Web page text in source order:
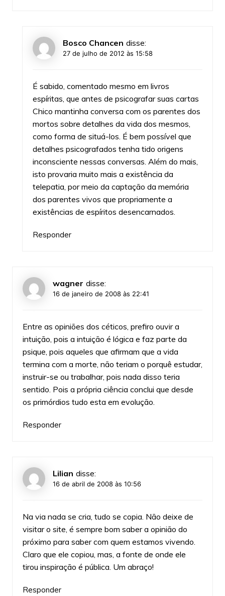
Bosco Chancen disse:
27 de julho de 2012 às 15:58
É sabido, comentado mesmo em livros
espíritas, que antes de psicografar suas cartas
Chico mantinha conversa com os parentes dos
mortos sobre detalhes da vida dos mesmos,
como forma de situá-los. É bem possível que
detalhes psicografados tenha tido origens
inconsciente nessas conversas. Além do mais,
isto provaria muito mais a existência da
telepatia, por meio da captação da memória
dos parentes vivos que propriamente a
existências de espíritos desencarnados.
Responder
wagner disse:
16 de janeiro de 2008 às 22:41
Entre as opiniões dos céticos, prefiro ouvir a
intuição, pois a intuição é lógica e faz parte da
psique, pois aqueles que afirmam que a vida
termina com a morte, não teriam o porquê estudar,
instruir-se ou trabalhar, pois nada disso teria
sentido. Pois a própria ciência conclui que desde
os primórdios tudo esta em evolução.
Responder
Lilian disse:
16 de abril de 2008 às 10:56
Na via nada se cria, tudo se copia. Não deixe de
visitar o site, é sempre bom saber a opinião do
próximo para saber com quem estamos vivendo.
Claro que ele copiou, mas, a fonte de onde ele
tirou inspiração é pública. Um abraço!
Responder